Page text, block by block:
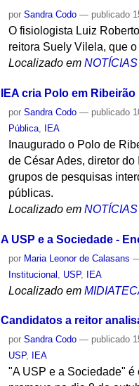
porSandra Codo — publicado
O fisiologista Luiz
reitora Suely Vilela, que
Localizado em NOTÍCIAS
IEA cria Polo em Ribeirão
porSandra Codo — publicado
Pública
IEA
Inaugurado o Polo de
de César Ades, diretor
grupos de pesquisas
públicas.
Localizado em NOTÍCIAS
A USP e a Sociedade -
por Maria Leonor de Calasans
Institucional
USP, IEA
Localizado em
Candidatos a reitor
porSandra Codo — publicado
USP, IEA
"A USP e a Sociedade" é